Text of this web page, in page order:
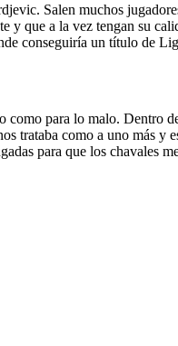
Salen muchos
y que a la vez tengan su
conseguiría un título de
como para lo malo. Dentro
trataba como a uno más
para que los chavales